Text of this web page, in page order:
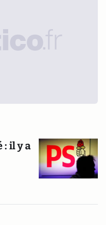
: il y a